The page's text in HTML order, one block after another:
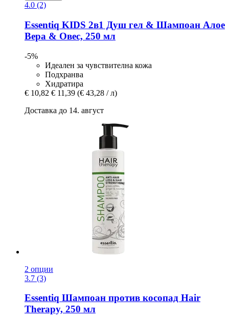
4.0 (2)
Essentiq KIDS 2в1 Душ гел & Шампоан Алое
Вера & Овес, 250 мл
-5%
Идеален за чувствителна кожа
Подхранва
Хидратира
€ 10,82 € 11,39 (€ 43,28 / л)
Доставка до 14. август
2 опции
3.7 (3)
Essentiq Шампоан против косопад Hair
Therapy, 250 мл